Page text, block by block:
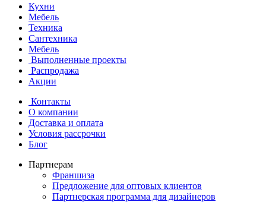
Кухни
Мебель
Техника
Сантехника
Мебель
Выполненные проекты
Распродажа
Акции
Контакты
О компании
Доставка и оплата
Условия рассрочки
Блог
Партнерам
Франшиза
Предложение для оптовых клиентов
Партнерская программа для дизайнеров